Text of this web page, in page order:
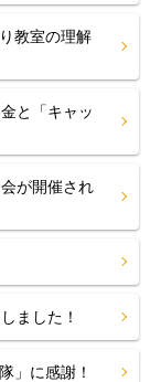
教室の理解
と「キャッ
が開催され
ました！
」に感謝！